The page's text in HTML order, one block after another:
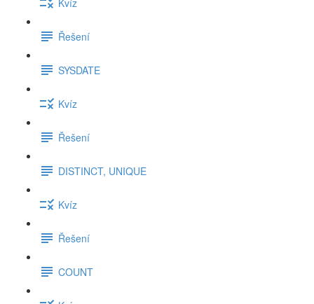
Řešení
SYSDATE
Kvíz
Řešení
DISTINCT, UNIQUE
Kvíz
Řešení
COUNT